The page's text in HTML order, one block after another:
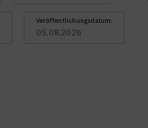
Veröffentlichungsdatum:
05.08.2026